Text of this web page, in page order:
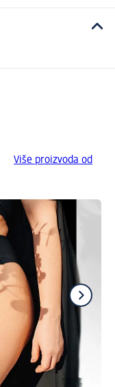
Više proizvoda od